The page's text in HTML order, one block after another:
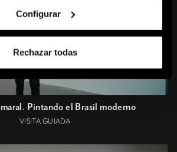
Configurar
Rechazar todas
Pintando el Brasil moderno
VISITA GUIADA